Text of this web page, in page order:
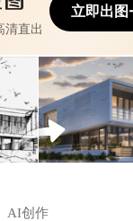
清直出
立即出图
AI创作